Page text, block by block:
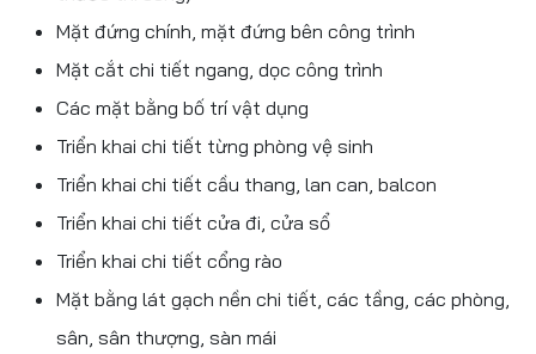
Mặt đứng chính, mặt đứng bên công trình
Mặt cắt chi tiết ngang, dọc công trình
Các mặt bằng bố trí vật dụng
Triển khai chi tiết từng phòng vệ sinh
Triển khai chi tiết cầu thang, lan can, balcon
Triển khai chi tiết cửa đi, cửa sổ
Triển khai chi tiết cổng rào
Mặt bằng lát gạch nền chi tiết, các tầng, các phòng,
sân, sân thượng, sàn mái